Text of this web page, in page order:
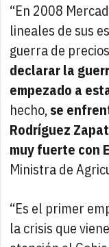
“En 2008
lineales de sus
guerra de
declarar la
empezado a
hecho,se
Rodríguez
muy fuerte con
Ministra de
“Es el primer
la crisis que